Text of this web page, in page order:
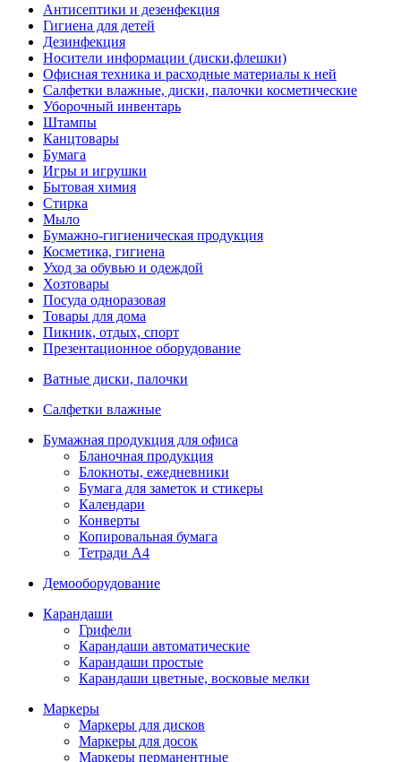
Антисептики и дезенфекция
Гигиена для детей
Дезинфекция
Носители информации (диски,флешки)
Офисная техника и расходные материалы к ней
Салфетки влажные, диски, палочки косметические
Уборочный инвентарь
Штампы
Канцтовары
Бумага
Игры и игрушки
Бытовая химия
Стирка
Мыло
Бумажно-гигиеническая продукция
Косметика, гигиена
Уход за обувью и одеждой
Хозтовары
Посуда одноразовая
Товары для дома
Пикник, отдых, спорт
Презентационное оборудование
Ватные диски, палочки
Салфетки влажные
Бумажная продукция для офиса
Бланочная продукция
Блокноты, ежедневники
Бумага для заметок и стикеры
Календари
Конверты
Копировальная бумага
Тетради А4
Демооборудование
Карандаши
Грифели
Карандаши автоматические
Карандаши простые
Карандаши цветные, восковые мелки
Маркеры
Маркеры для дисков
Маркеры для досок
Маркеры перманентные